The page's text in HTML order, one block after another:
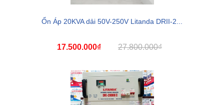
Ổn Áp 20KVA dải 50V-250V Litanda DRII-2...
17.500.000₫ 27.800.000₫